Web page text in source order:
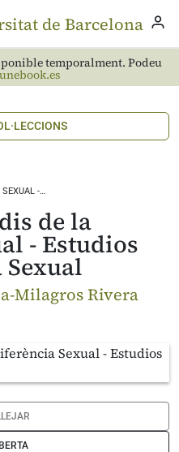
temporalment. Podeu
unebook.es
SEXUAL -…
de la
- Estudios
Milagros Rivera